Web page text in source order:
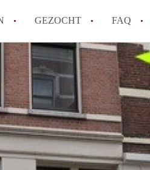
GEZOCHT FAQ
How to translate AppartementRotterdam!
Wat is AppartementenRotterdam?
Hoeveel kost het om te reageren op een
Wat is de privacyverklaring van
Berekent AppartementenRotterdam
makelaarsvergoeding/